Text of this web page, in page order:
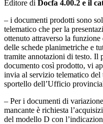
Editore di Docfa 4.00.2 e il
– i documenti prodotti sono
telematico che per la
ottenuto attraverso la
delle schede planimetriche e
tramite annotazioni di testo. Il
documento così prodotto, vi
invia al servizio telematico
sportello dell’Ufficio
– Per i documenti di
mancante è richiesta
del modello D con